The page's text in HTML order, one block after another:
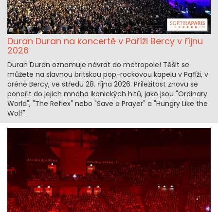
Duran Duran na koncertě v Paříži Bercy v říjnu
2026
Duran Duran oznamuje návrat do metropole! Těšit se
můžete na slavnou britskou pop-rockovou kapelu v Paříži, v
aréně Bercy, ve středu 28. října 2026. Příležitost znovu se
ponořit do jejich mnoha ikonických hitů, jako jsou "Ordinary
World", "The Reflex" nebo "Save a Prayer" a "Hungry Like the
Wolf".